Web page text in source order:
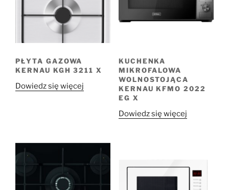
PŁYTA GAZOWA
KERNAU KGH 3211 X
Dowiedz się więcej
KUCHENKA
MIKROFALOWA
WOLNOSTOJĄCA
KERNAU KFMO 2022
EG X
Dowiedz się więcej